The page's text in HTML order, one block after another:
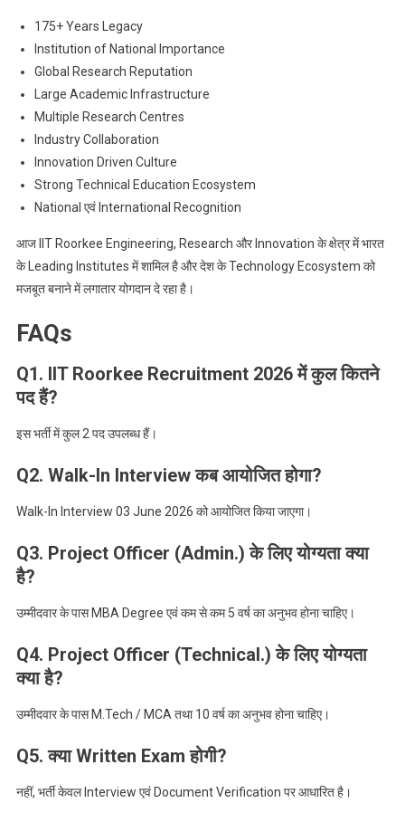
175+ Years Legacy
Institution of National Importance
Global Research Reputation
Large Academic Infrastructure
Multiple Research Centres
Industry Collaboration
Innovation Driven Culture
Strong Technical Education Ecosystem
National एवं International Recognition
आज IIT Roorkee Engineering, Research और Innovation के क्षेत्र में भारत
के Leading Institutes में शामिल है और देश के Technology Ecosystem को
मजबूत बनाने में लगातार योगदान दे रहा है।
FAQs
Q1. IIT Roorkee Recruitment 2026 में कुल कितने
पद हैं?
इस भर्ती में कुल 2 पद उपलब्ध हैं।
Q2. Walk-In Interview कब आयोजित होगा?
Walk-In Interview 03 June 2026 को आयोजित किया जाएगा।
Q3. Project Officer (Admin.) के लिए योग्यता क्या
है?
उम्मीदवार के पास MBA Degree एवं कम से कम 5 वर्ष का अनुभव होना चाहिए।
Q4. Project Officer (Technical.) के लिए योग्यता
क्या है?
उम्मीदवार के पास M.Tech / MCA तथा 10 वर्ष का अनुभव होना चाहिए।
Q5. क्या Written Exam होगी?
नहीं, भर्ती केवल Interview एवं Document Verification पर आधारित है।